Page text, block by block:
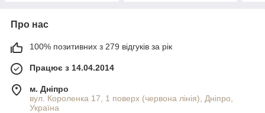
Про нас
100% позитивних з 279 відгуків за рік
Працює з 14.04.2014
м. Дніпро
вул. Короленка 17, 1 поверх (червона лінія), Дніпро,
Україна